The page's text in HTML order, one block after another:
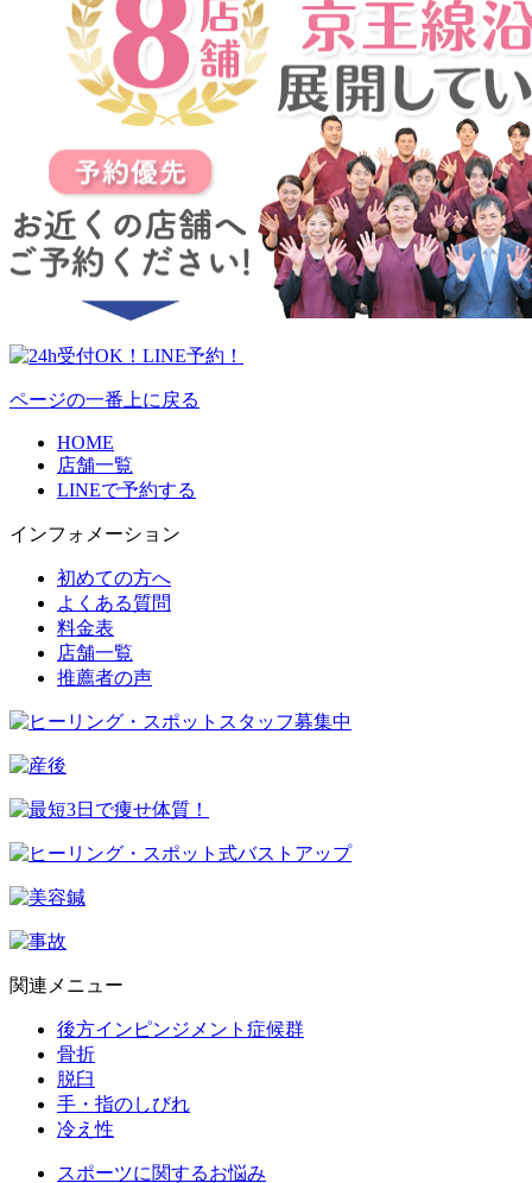
ページの一番上に戻る
HOME
店舗一覧
LINEで予約する
インフォメーション
初めての方へ
よくある質問
料金表
店舗一覧
推薦者の声
関連メニュー
後方インピンジメント症候群
骨折
脱臼
手・指のしびれ
冷え性
スポーツに関するお悩み